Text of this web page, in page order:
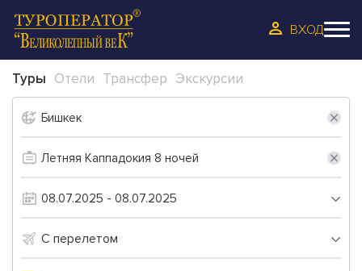
ВХОД
Туры Отели Трансфер Экскурсии
С перелетом